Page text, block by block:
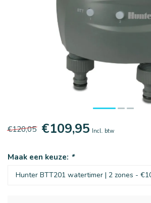
€120,05 €109,95 Incl. btw
Maak een keuze: *